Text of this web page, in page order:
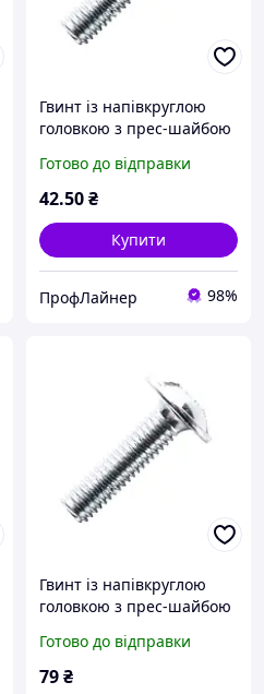
Гвинт із напівкруглою
головкою з прес-шайбою
міцний. 4.8 цинк білий
(пач. 50 шт.)
Готово до відправки
42.50₴
Купити
ПрофЛайнер 98%
Гвинт із напівкруглою
головкою з прес-шайбою
міцний. 4.8 цинк білий
(пач. 50 шт.)
Готово до відправки
79₴